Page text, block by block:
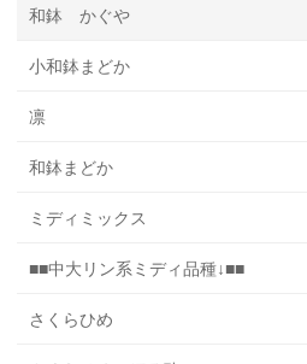
和鉢 かぐや
小和鉢まどか
凛
和鉢まどか
ミディミックス
■■中大リン系ミディ品種↓■■
さくらひめ